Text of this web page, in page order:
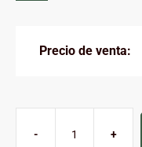
Precio de venta:
- +